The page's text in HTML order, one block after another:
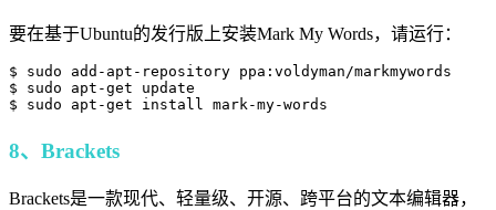
要在基于Ubuntu的发行版上安装Mark My Words，请运行：
$ sudo add-apt-repository ppa:voldyman/markmywords
$ sudo apt-get update
$ sudo apt-get install mark-my-words
8、Brackets
Brackets是一款现代、轻量级、开源、跨平台的文本编辑器，